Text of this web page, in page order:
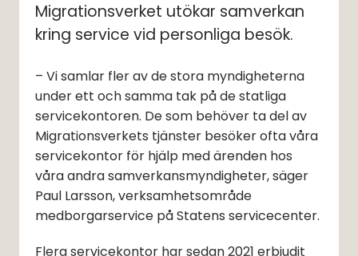
Migrationsverket utökar samverkan
kring service vid personliga besök.
– Vi samlar fler av de stora myndigheterna
under ett och samma tak på de statliga
servicekontoren. De som behöver ta del av
Migrationsverkets tjänster besöker ofta våra
servicekontor för hjälp med ärenden hos
våra andra samverkansmyndigheter, säger
Paul Larsson, verksamhetsområde
medborgarservice på Statens servicecenter.
Flera servicekontor har sedan 2021 erbjudit